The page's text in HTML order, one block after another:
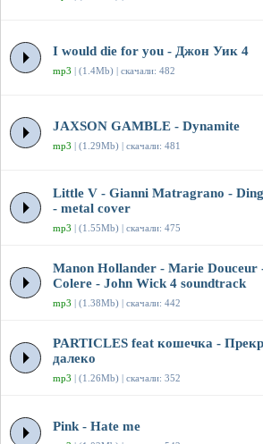
I would die for you - Джон Уик 4
mp3 | (1.4Mb) | скачали: 482
JAXSON GAMBLE - Dynamite
mp3 | (1.29Mb) | скачали: 481
Little V - Gianni Matragrano - Ding
- metal cover
mp3 | (1.55Mb) | скачали: 475
Manon Hollander - Marie Douceur
Colere - John Wick 4 soundtrack
mp3 | (1.38Mb) | скачали: 442
PARTICLES feat кошечка -
далеко
mp3 | (1.26Mb) | скачали: 352
Pink - Hate me